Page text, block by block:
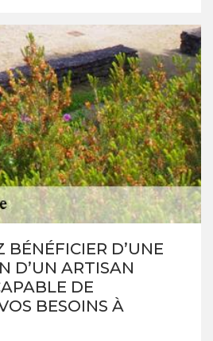
BÉNÉFICIER D’UNE
D’UN ARTISAN
DE
BESOINS À